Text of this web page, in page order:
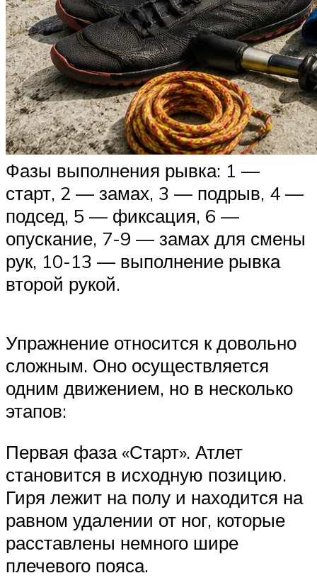
Фазы выполнения рывка: 1 —
старт, 2 — замах, 3 — подрыв, 4 —
подсед, 5 — фиксация, 6 —
опускание, 7-9 — замах для смены
рук, 10-13 — выполнение рывка
второй рукой.
Упражнение относится к довольно
сложным. Оно осуществляется
одним движением, но в несколько
этапов:
Первая фаза «Старт». Атлет
становится в исходную позицию.
Гиря лежит на полу и находится на
равном удалении от ног, которые
расставлены немного шире
плечевого пояса.